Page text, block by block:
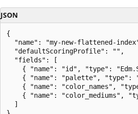
JSON
{
"name": "my-new-flattened-
  "defaultScoringProfile": "",
  "fields": [
{ "name": "id", "type":
{ "name": "palette", "type":
{ "name": "color_names",
{ "name": "color_mediums",
  ]